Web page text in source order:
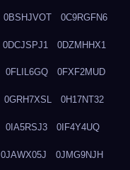
0BSHJVOT 0C9RGFN6
0DCJSPJ1 0DZMHHX1
0FLIL6GQ 0FXF2MUD
0GRH7XSL 0H17NT32
0IA5RSJ3 0IF4Y4UQ
0JAWX05J 0JMG9NJH